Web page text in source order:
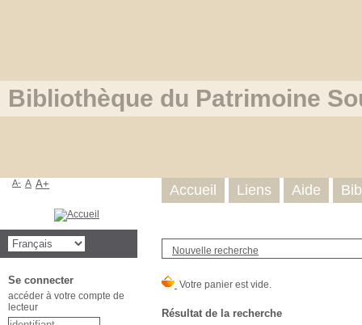
Bibliothèque du Patrimoine
Nouvelle recherche
Résultat de la recherche
Accueil Liens Aide
A- A A+
Se connecter
accéder à votre compte de
lecteur